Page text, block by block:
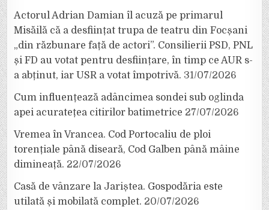
Actorul Adrian Damian îl acuză pe primarul
Misăilă că a desființat trupa de teatru din Focșani
„din răzbunare față de actori”. Consilierii PSD, PNL
și FD au votat pentru desființare, în timp ce AUR s-
a abținut, iar USR a votat împotrivă. 31/07/2026
Cum influențează adâncimea sondei sub oglinda
apei acuratețea citirilor batimetrice 27/07/2026
Vremea în Vrancea. Cod Portocaliu de ploi
torențiale până diseară, Cod Galben până mâine
dimineață. 22/07/2026
Casă de vânzare la Jariștea. Gospodăria este
utilată și mobilată complet. 20/07/2026